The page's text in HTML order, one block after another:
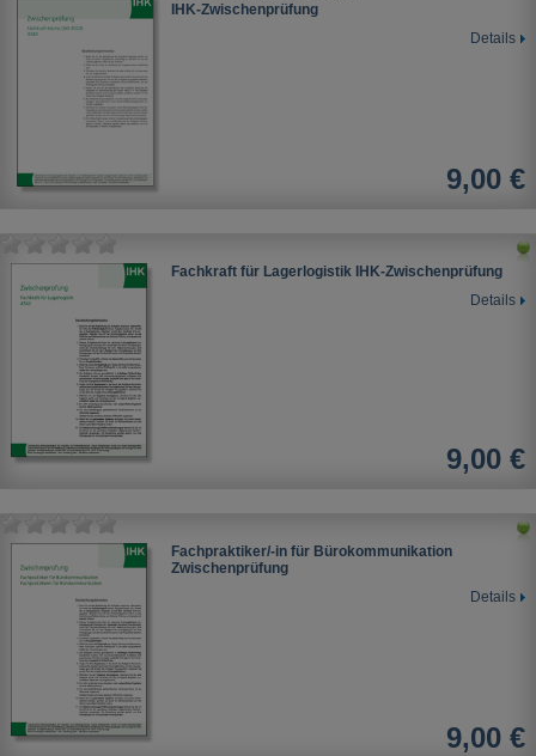
IHK-Zwischenprüfung
Details
9,00 €
Fachkraft für Lagerlogistik IHK-Zwischenprüfung
Details
9,00 €
Fachpraktiker/-in für Bürokommunikation
Zwischenprüfung
Details
9,00 €